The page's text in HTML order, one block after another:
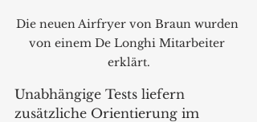
Die neuen Airfryer von Braun wurden
von einem De Longhi Mitarbeiter
erklärt.
Unabhängige Tests liefern
zusätzliche Orientierung im